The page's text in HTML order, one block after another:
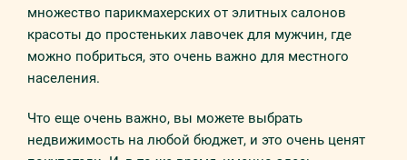
множество парикмахерских от элитных салонов
красоты до простеньких лавочек для мужчин, где
можно побриться, это очень важно для местного
населения.
Что еще очень важно, вы можете выбрать
недвижимость на любой бюджет, и это очень ценят